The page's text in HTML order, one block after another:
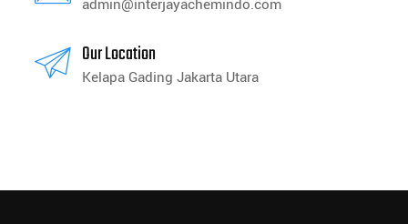
admin@interjayachemindo.com
Our Location
Kelapa Gading Jakarta Utara